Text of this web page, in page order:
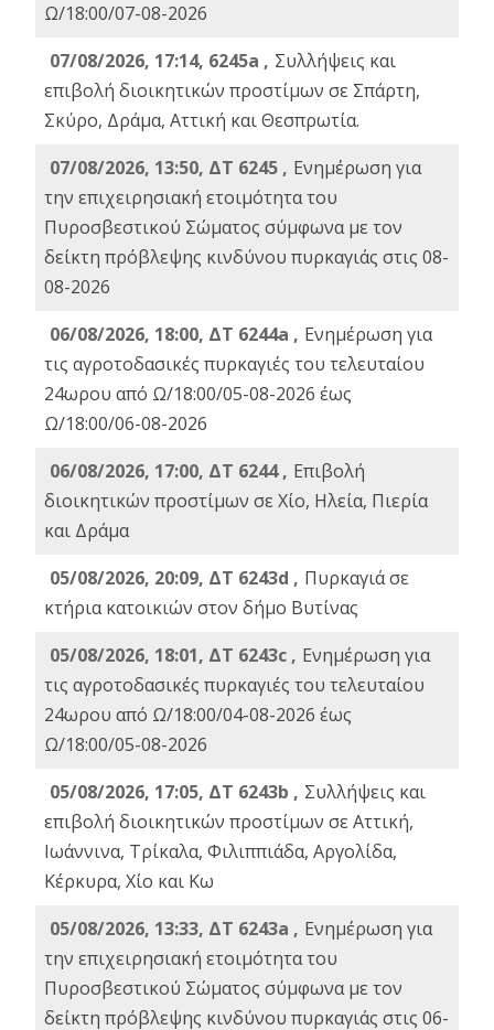
Ω/18:00/07-08-2026
07/08/2026, 17:14, 6245a , Συλλήψεις και
επιβολή διοικητικών προστίμων σε Σπάρτη,
Σκύρο, Δράμα, Αττική και Θεσπρωτία.
07/08/2026, 13:50, ΔΤ 6245 , Ενημέρωση για
την επιχειρησιακή ετοιμότητα του
Πυροσβεστικού Σώματος σύμφωνα με τον
δείκτη πρόβλεψης κινδύνου πυρκαγιάς στις 08-
08-2026
06/08/2026, 18:00, ΔΤ 6244a , Ενημέρωση για
τις αγροτοδασικές πυρκαγιές του τελευταίου
24ωρου από Ω/18:00/05-08-2026 έως
Ω/18:00/06-08-2026
06/08/2026, 17:00, ΔΤ 6244 , Επιβολή
διοικητικών προστίμων σε Χίο, Ηλεία, Πιερία
και Δράμα
05/08/2026, 20:09, ΔΤ 6243d , Πυρκαγιά σε
κτήρια κατοικιών στον δήμο Βυτίνας
05/08/2026, 18:01, ΔΤ 6243c , Ενημέρωση για
τις αγροτοδασικές πυρκαγιές του τελευταίου
24ωρου από Ω/18:00/04-08-2026 έως
Ω/18:00/05-08-2026
05/08/2026, 17:05, ΔΤ 6243b , Συλλήψεις και
επιβολή διοικητικών προστίμων σε Αττική,
Ιωάννινα, Τρίκαλα, Φιλιππιάδα, Αργολίδα,
Κέρκυρα, Χίο και Κω
05/08/2026, 13:33, ΔΤ 6243a , Ενημέρωση για
την επιχειρησιακή ετοιμότητα του
Πυροσβεστικού Σώματος σύμφωνα με τον
δείκτη πρόβλεψης κινδύνου πυρκαγιάς στις 06-